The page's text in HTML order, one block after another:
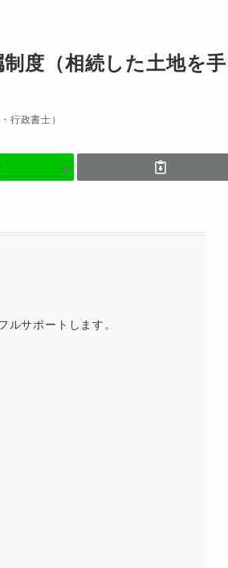
度（相続した土地を手
行政書士）
サポートします。